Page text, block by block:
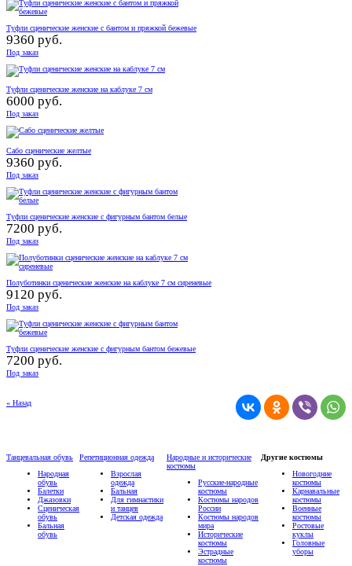
Туфли сценические женские с бантом и пряжкой бежевые
9360 руб.
Под заказ
Туфли сценические женские на каблуке 7 см
6000 руб.
Под заказ
Сабо сценические желтые
9360 руб.
Под заказ
Туфли сценические женские с фигурным бантом белые
7200 руб.
Под заказ
Полуботинки сценические женские на каблуке 7 см сиреневые
9120 руб.
Под заказ
Туфли сценические женские с фигурным бантом бежевые
7200 руб.
Под заказ
« Назад
Танцевальная обувь
Народная
обувь
Балетки
Джазовки
Сценическая
обувь
Бальная
обувь
Репетиционная одежда
Взрослая
одежда
Бальная
Для гимнастики
и танцев
Детская одежда
Народные и исторические
костюмы
Русские-народные
костюмы
Костюмы народов
России
Костюмы народов
мира
Исторические
костюмы
Эстрадные
костюмы
Другие костюмы
Новогодние
костюмы
Карнавальные
костюмы
Военные
костюмы
Ростовые
куклы
Головные
уборы